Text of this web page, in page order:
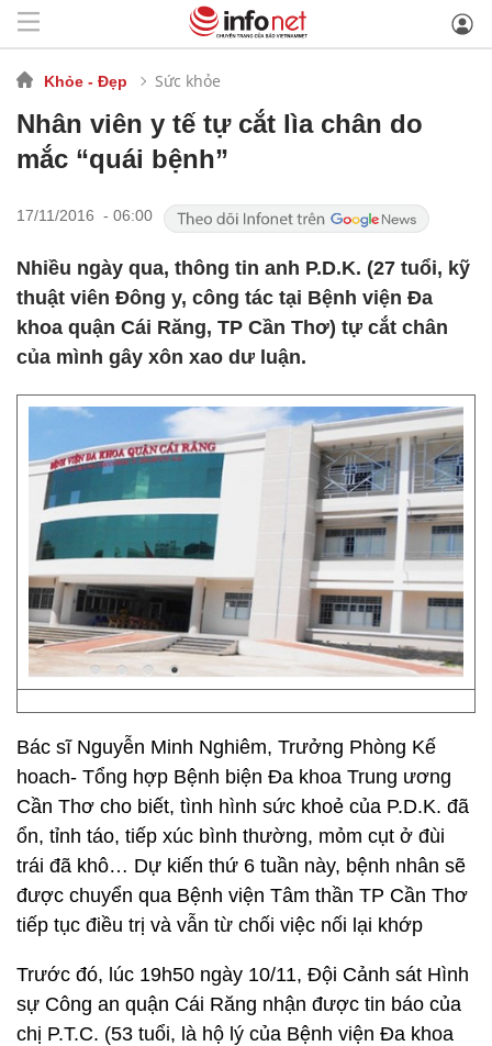
Khỏe - Đẹp Sức khỏe
Nhân viên y tế tự cắt lìa chân do
mắc “quái bệnh”
17/11/2016 - 06:00
Nhiều ngày qua, thông tin anh P.D.K. (27 tuổi, kỹ
thuật viên Đông y, công tác tại Bệnh viện Đa
khoa quận Cái Răng, TP Cần Thơ) tự cắt chân
của mình gây xôn xao dư luận.
Bác sĩ Nguyễn Minh Nghiêm, Trưởng Phòng Kế
hoach- Tổng hợp Bệnh biện Đa khoa Trung ương
Cần Thơ cho biết, tình hình sức khoẻ của P.D.K. đã
ổn, tỉnh táo, tiếp xúc bình thường, mỏm cụt ở đùi
trái đã khô… Dự kiến thứ 6 tuần này, bệnh nhân sẽ
được chuyển qua Bệnh viện Tâm thần TP Cần Thơ
tiếp tục điều trị và vẫn từ chối việc nối lại khớp
Trước đó, lúc 19h50 ngày 10/11, Đội Cảnh sát Hình
sự Công an quận Cái Răng nhận được tin báo của
chị P.T.C. (53 tuổi, là hộ lý của Bệnh viện Đa khoa